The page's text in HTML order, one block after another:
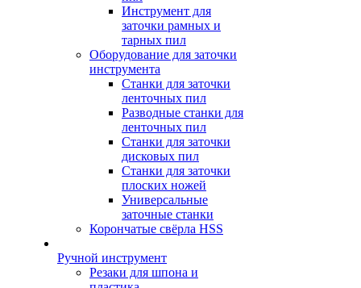
Инструмент для
заточки рамных и
тарных пил
Оборудование для заточки
инструмента
Станки для заточки
ленточных пил
Разводные станки для
ленточных пил
Станки для заточки
дисковых пил
Станки для заточки
плоских ножей
Универсальные
заточные станки
Корончатые свёрла HSS
Ручной инструмент
Резаки для шпона и